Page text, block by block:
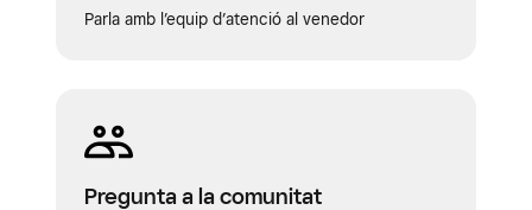
Parla amb l’equip d’atenció al venedor
Pregunta a la comunitat